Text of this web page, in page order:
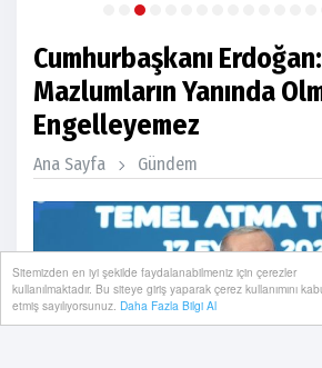
Sitemizden en iyi şekilde faydalanabilmeniz için çerezler
kullanılmaktadır. Bu siteye giriş yaparak çerez kullanımını
etmiş sayılıyorsunuz. Daha Fazla Bilgi Al
Cumhurbaşkanı
Mazlumların Yanında
Engelleyemez
Ana Sayfa Gündem